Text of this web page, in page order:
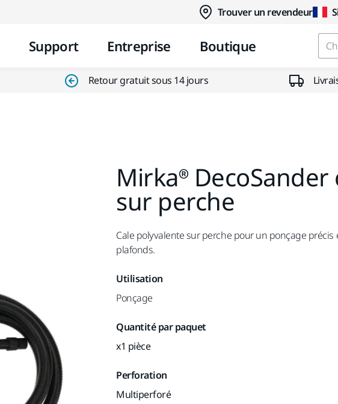
Trouver un revendeur
Support Entreprise Boutique
Retour gratuit sous 14 jours
Mirka®
sur perche
Cale polyvalente sur perche pour un ponçage
plafonds.
Utilisation
Ponçage
Quantité par paquet
x1 pièce
Perforation
Multiperforé